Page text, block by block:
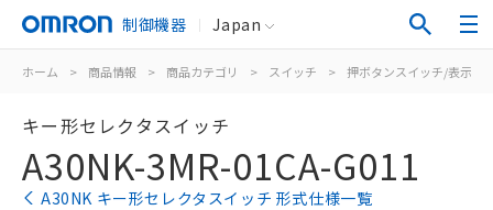
制御機器 Japan
ホーム > 商品情報 > 商品カテゴリ > スイッチ > 押ボタンスイッチ/表示灯
キー形セレクタスイッチ
A30NK-3MR-01CA-G011
A30NK キー形セレクタスイッチ 形式仕様一覧